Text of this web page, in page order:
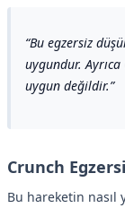
Bu egzersiz
uygundur.
uygun değildir.
Crunch
Bu hareketin nasıl